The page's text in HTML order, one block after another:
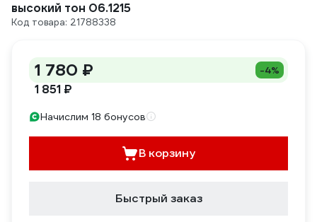
высокий тон 06.1215
Код товара: 21788338
1 780 ₽ -4%
1 851 ₽
Начислим 18 бонусов
В корзину
Быстрый заказ